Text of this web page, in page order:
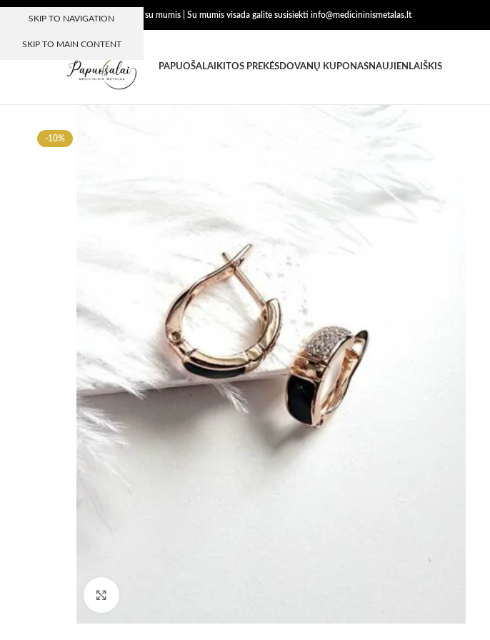
SKIP TO NAVIGATION
SKIP TO MAIN CONTENT
Dėkojame, kad esate su mumis | Su mumis visada galite susisiekti info@medicininismetalas.lt
PAPUOŠALAI KITOS PREKĖSDOVANŲ KUPONASNAUJIENLAIŠKIS
-10%